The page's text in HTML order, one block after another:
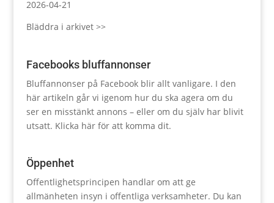
2026-04-21
Bläddra i arkivet >>
Facebooks bluffannonser
Bluffannonser på Facebook blir allt vanligare. I den
här artikeln går vi igenom hur du ska agera om du
ser en misstänkt annons – eller om du själv har blivit
utsatt. Klicka här för att komma dit.
Öppenhet
Offentlighetsprincipen handlar om att ge
allmänheten insyn i offentliga verksamheter. Du kan